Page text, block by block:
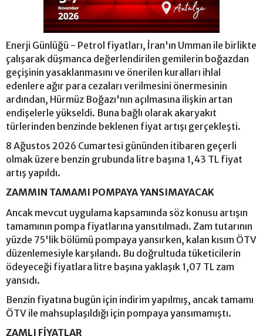
Enerji Günlüğü - Petrol fiyatları, İran'ın Umman ile birlikte
çalışarak düşmanca değerlendirilen gemilerin boğazdan
geçişinin yasaklanmasını ve önerilen kuralları ihlal
edenlere ağır para cezaları verilmesini önermesinin
ardından, Hürmüz Boğazı'nın açılmasına ilişkin artan
endişelerle yükseldi. Buna bağlı olarak akaryakıt
türlerinden benzinde beklenen fiyat artışı gerçekleşti.
8 Ağustos 2026 Cumartesi gününden itibaren geçerli
olmak üzere benzin grubunda litre başına 1,43 TL fiyat
artış yapıldı.
ZAMMIN TAMAMI POMPAYA YANSIMAYACAK
Ancak mevcut uygulama kapsamında söz konusu artışın
tamamının pompa fiyatlarına yansıtılmadı. Zam tutarının
yüzde 75'lik bölümü pompaya yansırken, kalan kısım ÖTV
düzenlemesiyle karşılandı. Bu doğrultuda tüketicilerin
ödeyeceği fiyatlara litre başına yaklaşık 1,07 TL zam
yansıdı.
Benzin fiyatına bugün için indirim yapılmış, ancak tamamı
ÖTV ile mahsuplaşıldığı için pompaya yansımamıştı.
ZAMLI FİYATLAR